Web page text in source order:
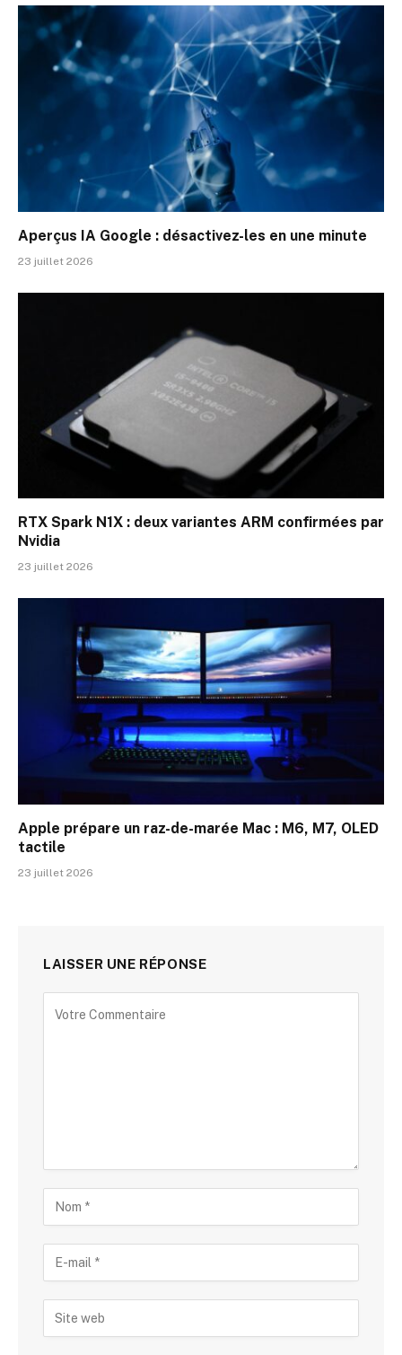
Aperçus IA Google : désactivez-les en une minute
23 juillet 2026
RTX Spark N1X : deux variantes ARM confirmées par
Nvidia
23 juillet 2026
Apple prépare un raz-de-marée Mac : M6, M7, OLED
tactile
23 juillet 2026
LAISSER UNE RÉPONSE